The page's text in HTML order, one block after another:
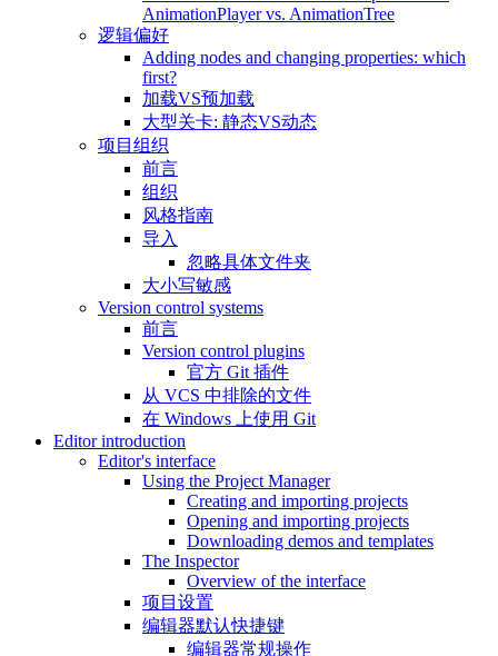
AnimationPlayer vs. AnimationTree
逻辑偏好
Adding nodes and changing properties: which
first?
加载VS预加载
大型关卡: 静态VS动态
项目组织
前言
组织
风格指南
导入
忽略具体文件夹
大小写敏感
Version control systems
前言
Version control plugins
官方 Git 插件
从 VCS 中排除的文件
在 Windows 上使用 Git
Editor introduction
Editor's interface
Using the Project Manager
Creating and importing projects
Opening and importing projects
Downloading demos and templates
The Inspector
Overview of the interface
项目设置
编辑器默认快捷键
编辑器常规操作